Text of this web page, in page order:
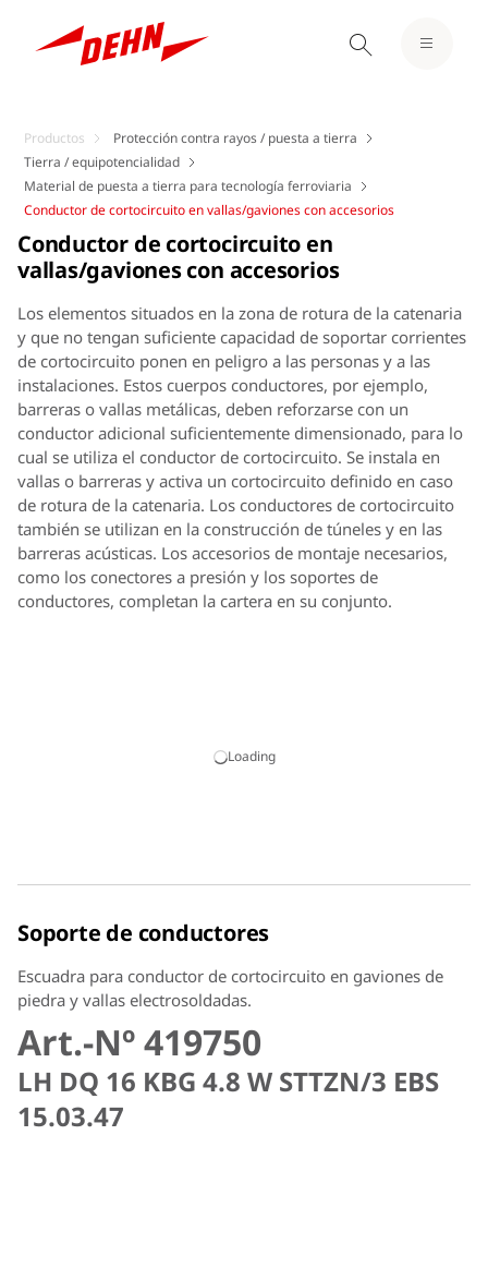
Productos
Protección contra rayos / puesta a tierra
Tierra / equipotencialidad
Material de puesta a tierra para tecnología ferroviaria
Conductor de cortocircuito en vallas/gaviones con accesorios
Loading
Conductor de cortocircuito en
vallas/gaviones con accesorios
Los elementos situados en la zona de rotura de la catenaria
y que no tengan suficiente capacidad de soportar corrientes
de cortocircuito ponen en peligro a las personas y a las
instalaciones. Estos cuerpos conductores, por ejemplo,
barreras o vallas metálicas, deben reforzarse con un
conductor adicional suficientemente dimensionado, para lo
cual se utiliza el conductor de cortocircuito. Se instala en
vallas o barreras y activa un cortocircuito definido en caso
de rotura de la catenaria. Los conductores de cortocircuito
también se utilizan en la construcción de túneles y en las
barreras acústicas. Los accesorios de montaje necesarios,
como los conectores a presión y los soportes de
conductores, completan la cartera en su conjunto.
Soporte de conductores
Escuadra para conductor de cortocircuito en gaviones de
piedra y vallas electrosoldadas.
Art.-Nº 419750
LH DQ 16 KBG 4.8 W STTZN/3 EBS
15.03.47